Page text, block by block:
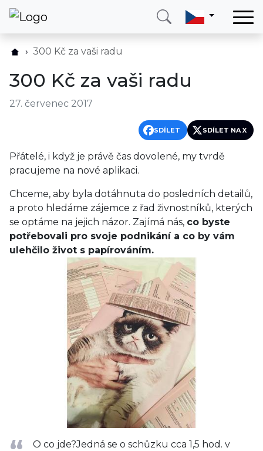
Země
O nás
Kontakt
Zavolejte mi Přihlásit se
300 Kč za vaši radu
300 Kč za vaši radu
27. červenec 2017
SDÍLET SDÍLET NA X
Přátelé, i když je právě čas dovolené, my tvrdě
pracujeme na nové aplikaci.
Chceme, aby byla dotáhnuta do posledních detailů,
a proto hledáme zájemce z řad živnostníků, kterých
se optáme na jejich názor. Zajímá nás, co byste
potřebovali pro svoje podnikání a co by vám
ulehčilo život s papírováním.
O co jde?Jedná se o schůzku cca 1,5 hod. v